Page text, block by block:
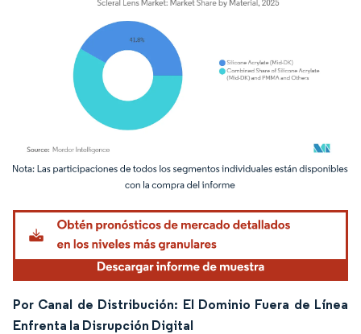
Imagen © Mordor Intelligence. El uso requiere atribución según CC BY 4.0.
Por Canal de Distribución: El Dominio Fuera de Línea
Enfrenta la Disrupción Digital